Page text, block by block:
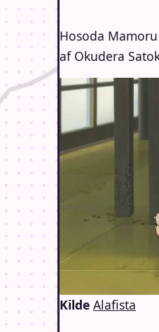
Hosoda
af Okudera
Kilde Alafista